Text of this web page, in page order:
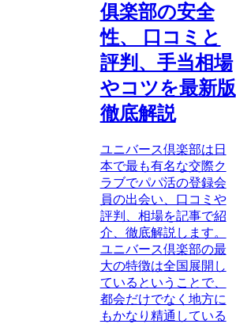
俱楽部の安全
性、 口コミと
評判、手当相場
やコツを最新版
徹底解説
ユニバース倶楽部は日
本で最も有名な交際ク
ラブでパパ活の登録会
員の出会い、口コミや
評判、相場を記事で紹
介、徹底解説します。
ユニバース倶楽部の最
大の特徴は全国展開し
ているということで、
都会だけでなく地方に
もかなり精通している